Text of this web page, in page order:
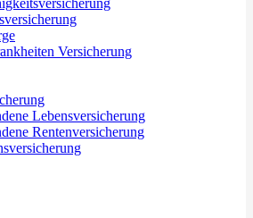
Versicherung
Lebensversicherung
Rentenversicherung